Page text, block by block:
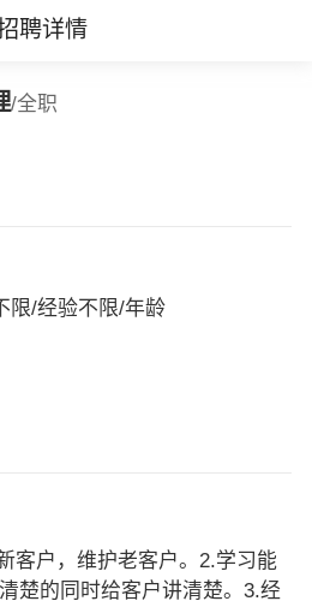
聘详情
/全职
限/经验不限/年龄
客户，维护老客户。2.学习能
楚的同时给客户讲清楚。3.经